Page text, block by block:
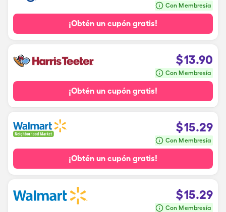
Con Membresía
¡Obtén un cupón gratis!
$13.90
Con Membresía
¡Obtén un cupón gratis!
$15.29
Con Membresía
¡Obtén un cupón gratis!
$15.29
Con Membresía